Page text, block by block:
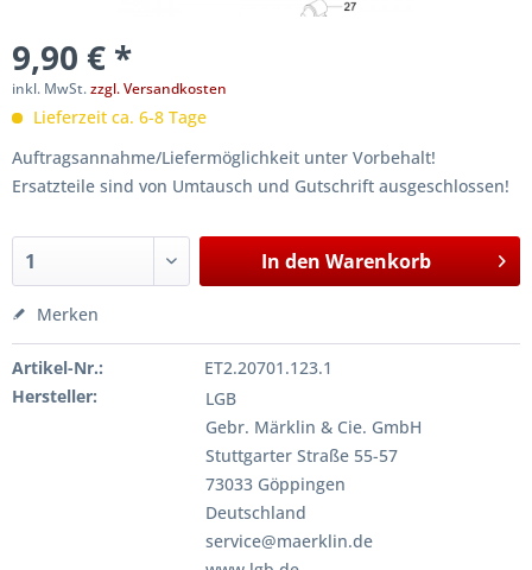
9,90 € *
inkl. MwSt.zzgl. Versandkosten
Lieferzeit ca. 6-8 Tage
Auftragsannahme/Liefermöglichkeit unter Vorbehalt!
Ersatzteile sind von Umtausch und Gutschrift ausgeschlossen!
In den Warenkorb
Merken
Artikel-Nr.:
ET2.20701.123.1
Hersteller:
LGB
Gebr. Märklin & Cie. GmbH
Stuttgarter Straße 55-57
73033 Göppingen
Deutschland
service@maerklin.de